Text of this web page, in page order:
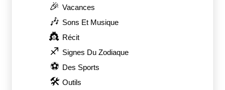
🎉 Vacances
🎶 Sons Et Musique
👸 Récit
♐ Signes Du Zodiaque
⚽ Des Sports
🛠 Outils